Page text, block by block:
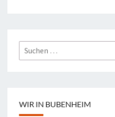
Suchen
nach:
WIR IN BUBENHEIM